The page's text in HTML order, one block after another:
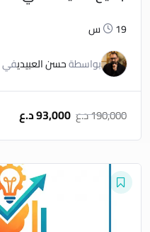
19س
بواسطةحسن العبيديفي
190,000د.ع 93,000د.ع